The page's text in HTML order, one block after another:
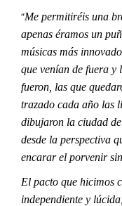
“Me permitiréis una
apenas éramos un
músicas más
que venían de fuera y
fueron, las que
trazado cada año las
dibujaron la ciudad
desde la perspectiva
encarar el porvenir
El pacto que hicimos
independiente y